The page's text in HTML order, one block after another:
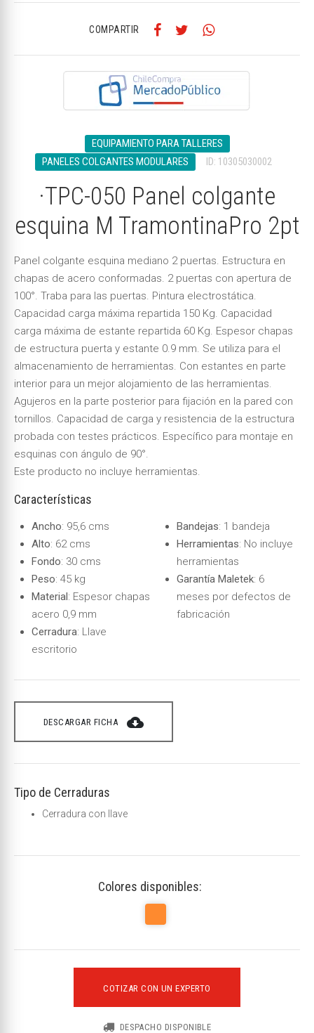
COMPARTIR
EQUIPAMIENTO PARA TALLERES
PANELES COLGANTES MODULARES
ID: 10305030002
·TPC-050 Panel colgante
esquina M TramontinaPro 2pt
Panel colgante esquina mediano 2 puertas. Estructura en
chapas de acero conformadas. 2 puertas con apertura de
100°. Traba para las puertas. Pintura electrostática.
Capacidad carga máxima repartida 150 Kg. Capacidad
carga máxima de estante repartida 60 Kg. Espesor chapas
de estructura puerta y estante 0.9 mm. Se utiliza para el
almacenamiento de herramientas. Con estantes en parte
interior para un mejor alojamiento de las herramientas.
Agujeros en la parte posterior para fijación en la pared con
tornillos. Capacidad de carga y resistencia de la estructura
probada con testes prácticos. Específico para montaje en
esquinas con ángulo de 90°.
Este producto no incluye herramientas.
Características
Ancho: 95,6 cms
Alto: 62 cms
Fondo: 30 cms
Peso: 45 kg
Material: Espesor chapas
acero 0,9 mm
Cerradura: Llave
escritorio
Bandejas: 1 bandeja
Herramientas: No incluye
herramientas
Garantía Maletek: 6
meses por defectos de
fabricación
DESCARGAR FICHA cloud_download
Tipo de Cerraduras
Cerradura con llave
Colores disponibles:
COTIZAR CON UN EXPERTO
DESPACHO DISPONIBLE